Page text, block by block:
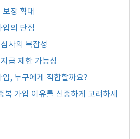
장 확대
의 단점
사의 복잡성
급 제한 가능성
, 누구에게 적합할까요?
복 가입 이유를 신중하게 고려하세